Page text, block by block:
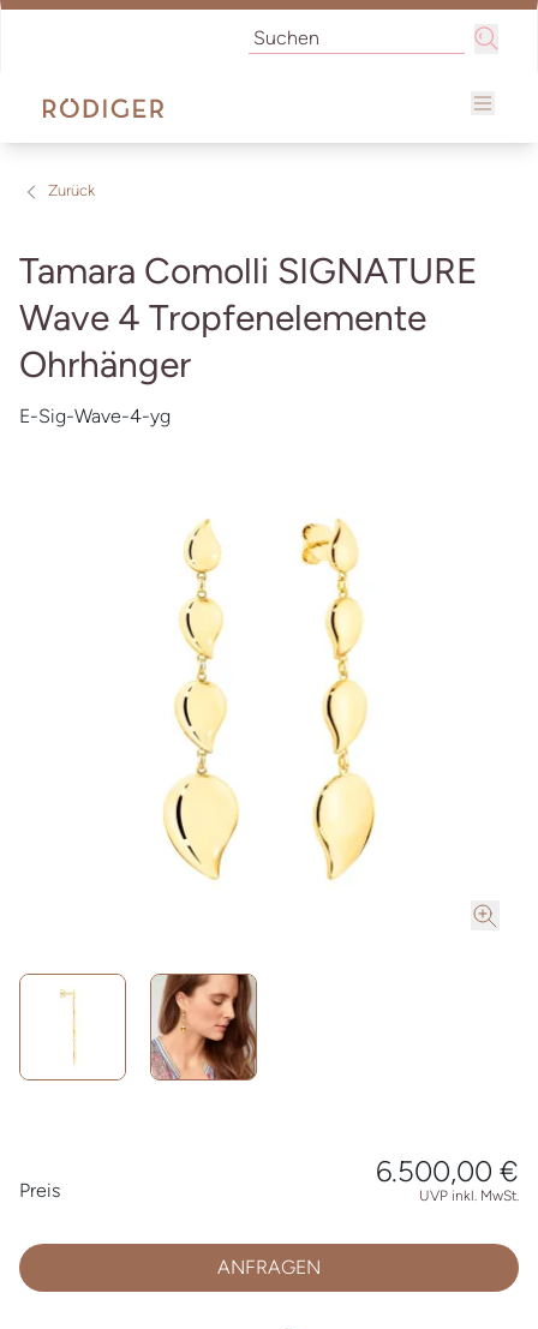
Zurück
Tamara Comolli SIGNATURE
Wave 4 Tropfenelemente
Ohrhänger
E-Sig-Wave-4-yg
Preisinformationen
Preis
6.500,00 €
UVP inkl. MwSt.
ANFRAGEN